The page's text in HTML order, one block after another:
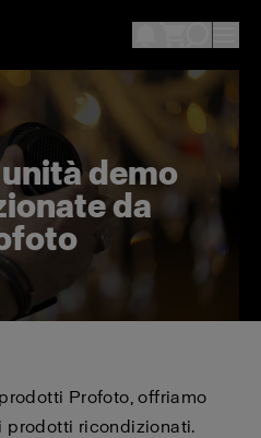
demo
da
Profoto, offriamo
prodotti ricondizionati.